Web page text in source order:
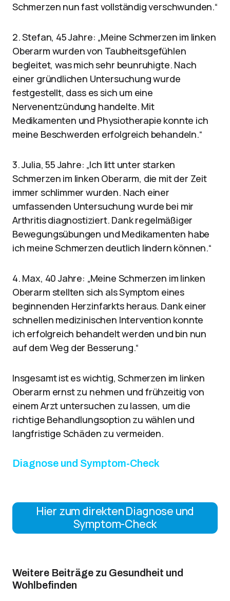
Schmerzen nun fast vollständig verschwunden.“
2. Stefan, 45 Jahre: „Meine Schmerzen im linken
Oberarm wurden von Taubheitsgefühlen
begleitet, was mich sehr beunruhigte. Nach
einer gründlichen Untersuchung wurde
festgestellt, dass es sich um eine
Nervenentzündung handelte. Mit
Medikamenten und Physiotherapie konnte ich
meine Beschwerden erfolgreich behandeln.“
3. Julia, 55 Jahre: „Ich litt unter starken
Schmerzen im linken Oberarm, die mit der Zeit
immer schlimmer wurden. Nach einer
umfassenden Untersuchung wurde bei mir
Arthritis diagnostiziert. Dank regelmäßiger
Bewegungsübungen und Medikamenten habe
ich meine Schmerzen deutlich lindern können.“
4. Max, 40 Jahre: „Meine Schmerzen im linken
Oberarm stellten sich als Symptom eines
beginnenden Herzinfarkts heraus. Dank einer
schnellen medizinischen Intervention konnte
ich erfolgreich behandelt werden und bin nun
auf dem Weg der Besserung.“
Insgesamt ist es wichtig, Schmerzen im linken
Oberarm ernst zu nehmen und frühzeitig von
einem Arzt untersuchen zu lassen, um die
richtige Behandlungsoption zu wählen und
langfristige Schäden zu vermeiden.
Diagnose und Symptom-Check
Hier zum direkten Diagnose und
Symptom-Check
Weitere Beiträge zu Gesundheit und
Wohlbefinden